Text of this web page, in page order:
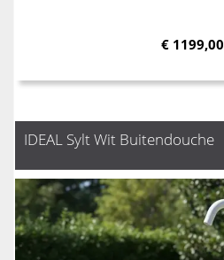
€ 1199,00
IDEAL Sylt Wit Buitendouche